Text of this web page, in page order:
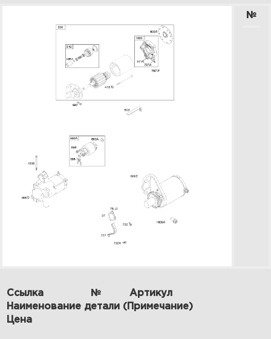
12 Глушитель 295447-0149-G1
13 Маховик, вращающийся
№
Ссылка №
Артикул
Наименование детали (Примечание)
Цена